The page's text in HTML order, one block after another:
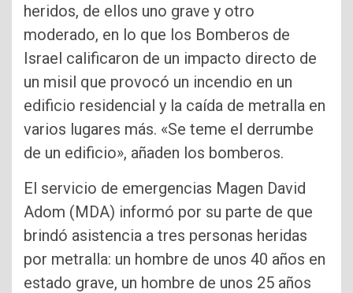
heridos, de ellos uno grave y otro
moderado, en lo que los Bomberos de
Israel calificaron de un impacto directo de
un misil que provocó un incendio en un
edificio residencial y la caída de metralla en
varios lugares más. «Se teme el derrumbe
de un edificio», añaden los bomberos.
El servicio de emergencias Magen David
Adom (MDA) informó por su parte de que
brindó asistencia a tres personas heridas
por metralla: un hombre de unos 40 años en
estado grave, un hombre de unos 25 años